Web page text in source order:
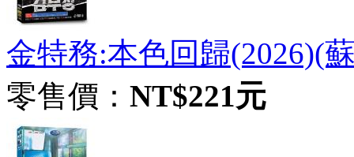
金特務:本色回歸(2026)(
零售價： NT$221元